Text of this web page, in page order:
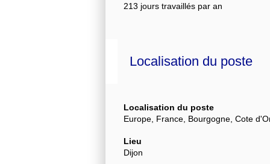
213 jours travaillés par an
Localisation du poste
Localisation du poste
Europe, France, Bourgogne, Cote
Lieu
Dijon